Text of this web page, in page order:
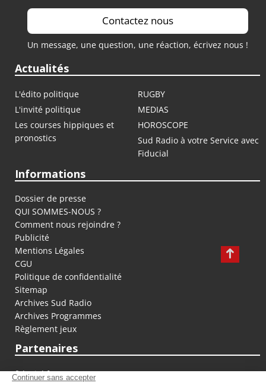
Contactez nous
Un message, une question, une réaction, écrivez nous !
Actualités
L'édito politique
RUGBY
L'invité politique
MEDIAS
Les courses hippiques et
pronostics
HOROSCOPE
Sud Radio à votre Service avec
Fiducial
Informations
Dossier de presse
QUI SOMMES-NOUS ?
Comment nous rejoindre ?
Publicité
Mentions Légales
CGU
Politique de confidentialité
Sitemap
Archives Sud Radio
Archives Programmes
Règlement jeux
Partenaires
fiducial.fr